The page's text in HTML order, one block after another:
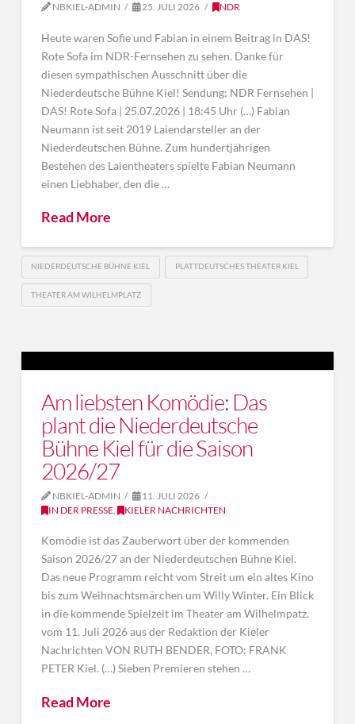
NBKIEL-ADMIN 25. JULI 2026 NDR
Heute waren Sofie und Fabian in einem Beitrag in DAS!
Rote Sofa im NDR-Fernsehen zu sehen. Danke für
diesen sympathischen Ausschnitt über die
Niederdeutsche Bühne Kiel! Sendung: NDR Fernsehen |
DAS! Rote Sofa | 25.07.2026 | 18:45 Uhr (…) Fabian
Neumann ist seit 2019 Laiendarsteller an der
Niederdeutschen Bühne. Zum hundertjährigen
Bestehen des Laientheaters spielte Fabian Neumann
einen Liebhaber, den die …
Read More
NIEDERDEUTSCHE BÜHNE KIEL PLATTDEUTSCHES THEATER KIEL
THEATER AM WILHELMPLATZ
Am liebsten Komödie: Das
plant die Niederdeutsche
Bühne Kiel für die Saison
2026/27
NBKIEL-ADMIN
11. JULI 2026
IN DER PRESSE, KIELER NACHRICHTEN
Komödie ist das Zauberwort über der kommenden
Saison 2026/27 an der Niederdeutschen Bühne Kiel.
Das neue Programm reicht vom Streit um ein altes Kino
bis zum Weihnachtsmärchen um Willy Winter. Ein Blick
in die kommende Spielzeit im Theater am Wilhelmpatz.
vom 11. Juli 2026 aus der Redaktion der Kieler
Nachrichten VON RUTH BENDER, FOTO: FRANK
PETER Kiel. (…) Sieben Premieren stehen …
Read More